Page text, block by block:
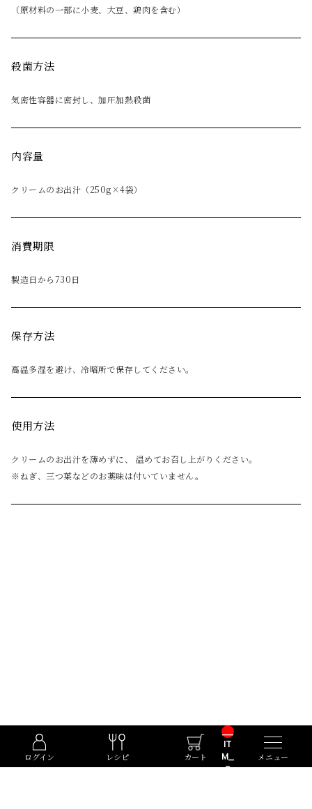
ログイン レシピ カート
__
IT
M_
C
メニュー
（原材料の一部に小麦、大豆、鶏肉を含む）
殺菌方法
気密性容器に密封し、加圧加熱殺菌
内容量
クリームのお出汁（250g×4袋）
消費期限
製造日から730日
保存方法
高温多湿を避け、冷暗所で保存してください。
使用方法
クリームのお出汁を薄めずに、 温めてお召し上がりください。
※ねぎ、三つ葉などのお薬味は付いていません。